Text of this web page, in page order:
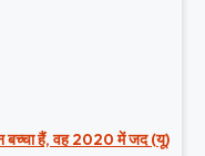
बच्चा हैं, वह 2020 में जद (यू)